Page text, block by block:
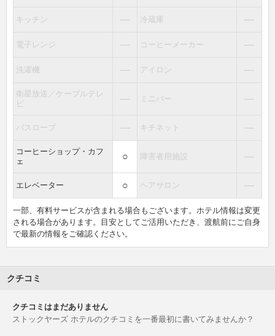
キッチン ― 冷蔵庫 ―
電子レンジ ― コーヒーメーカー ―
洗濯機 ― アイロン ―
衛星放送／ケーブルテレ
ビ
― ミニバー ―
バスローブ ― キチネット ―
コーヒーショップ・カフ
ェ
○ 障害者用施設 ―
エレベーター ○ ヘアサロン ―
一部、有料サービスが含まれる場合もございます。ホテル情報は変更
される場合があります。目安としてご活用いただき、渡航前にご自身
で最新の情報をご確認ください。
クチコミ
クチコミはまだありません
ストックヤーズ ホテルのクチコミを一番最初に書いてみませんか？